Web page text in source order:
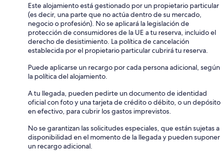
Este alojamiento está gestionado por un propietario particular
(es decir, una parte que no actúa dentro de su mercado,
negocio o profesión). No se aplicará la legislación de
protección de consumidores de la UE a tu reserva, incluido el
derecho de desistimiento. La política de cancelación
establecida por el propietario particular cubrirá tu reserva.
Puede aplicarse un recargo por cada persona adicional, según
la política del alojamiento.
A tu llegada, pueden pedirte un documento de identidad
oficial con foto y una tarjeta de crédito o débito, o un depósito
en efectivo, para cubrir los gastos imprevistos.
No se garantizan las solicitudes especiales, que están sujetas a
disponibilidad en el momento de la llegada y pueden suponer
un recargo adicional.